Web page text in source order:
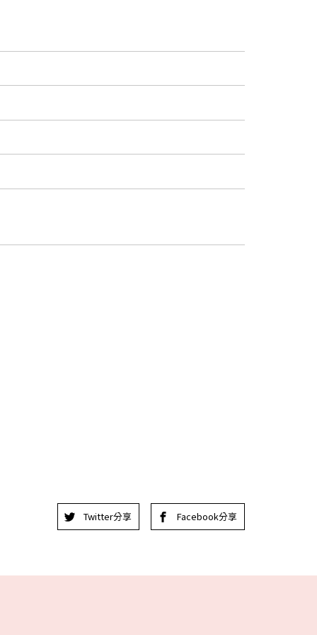
Twitter分享 Facebook分享